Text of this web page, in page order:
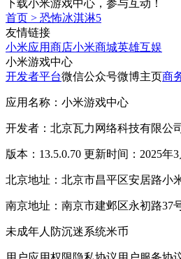
下载小米游戏中心，参与互动！
首页 > 恐怖冰淇淋5
友情链接
小米应用商店小米商城英雄互娱
小米游戏中心
开发者平台微信公众号微博主页商
应用名称：小米游戏中心
开发者：北京瓦力网络科技有限公
版本：13.5.0.70 更新时间：2025年3
北京地址：北京市昌平区安居路小
南京地址：南京市建邺区永初路37
未成年人防沉迷系统米币